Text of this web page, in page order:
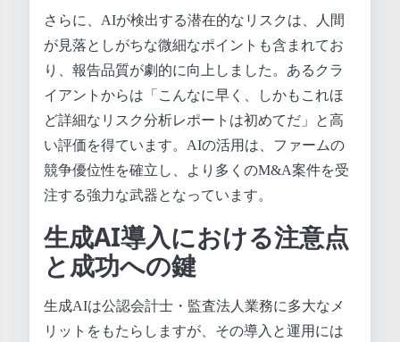
さらに、AIが検出する潜在的なリスクは、人間
が見落としがちな微細なポイントも含まれてお
り、報告品質が劇的に向上しました。あるクラ
イアントからは「こんなに早く、しかもこれほ
ど詳細なリスク分析レポートは初めてだ」と高
い評価を得ています。AIの活用は、ファームの
競争優位性を確立し、より多くのM&A案件を受
注する強力な武器となっています。
生成AI導入における注意点
と成功への鍵
生成AIは公認会計士・監査法人業務に多大なメ
リットをもたらしますが、その導入と運用には